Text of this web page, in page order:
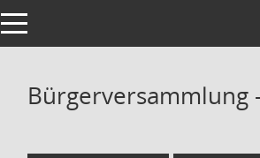
Toggle navigation
Bürgerversammlung